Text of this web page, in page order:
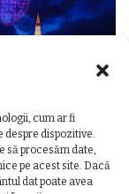
cum ar fi
dispozitive.
să procesăm date,
pe acest site. Dacă
dat poate avea
Cluj-Napoca.
al